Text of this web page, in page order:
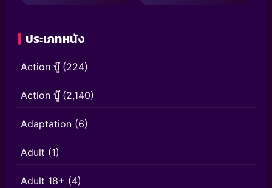
ประเภทหนัง
Action บู๊(224)
Action บู๊(2,140)
Adaptation (6)
Adult (1)
Adult 18+ (4)